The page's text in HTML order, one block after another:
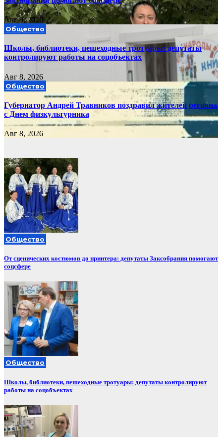
Авг 9, 2026
Общество
Школы, библиотеки, пешеходные тротуары: депутаты
контролируют работы на соцобъектах
Авг 8, 2026
Общество
Губернатор Андрей Травников поздравил жителей региона
с Днем физкультурника
Авг 8, 2026
Общество
От сценических костюмов до принтера: депутаты Заксобрания помогают
соцсфере
Общество
Школы, библиотеки, пешеходные тротуары: депутаты контролируют
работы на соцобъектах